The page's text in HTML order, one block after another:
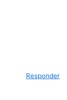
Responder